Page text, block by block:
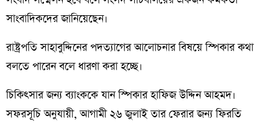
সাংবাদিকদের জানিয়েছেন।
রাষ্ট্রপতি সাহাবুদ্দিনের পদত্যাগের আলোচনার বিষয়ে স্পিকার কথা
বলতে পারেন বলে ধারণা করা হচ্ছে।
চিকিৎসার জন্য ব্যাংককে যান স্পিকার হাফিজ উদ্দিন আহমদ।
সফরসূচি অনুযায়ী, আগামী ২৬ জুলাই তার ফেরার জন্য ফিরতি